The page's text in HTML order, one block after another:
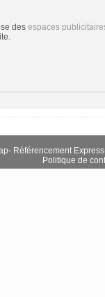
des espaces
- Référencement Express
Politique de